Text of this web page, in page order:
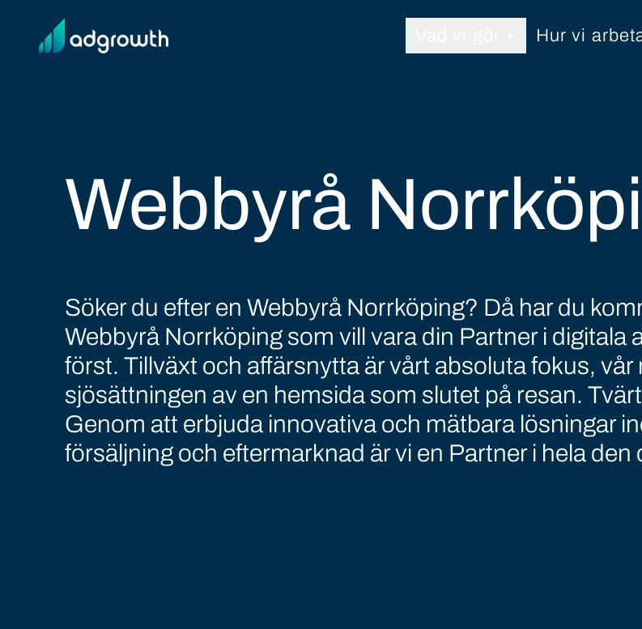
Hur vi
Webbyrå
Söker du efter en Webbyrå Norrköping? Då har du
Webbyrå Norrköping som vill vara din Partner i digitala
först. Tillväxt och affärsnytta är vårt absoluta fokus,
sjösättningen av en hemsida som slutet på resan.
Genom att erbjuda innovativa och mätbara lösningar
försäljning och eftermarknad är vi en Partner i hela den